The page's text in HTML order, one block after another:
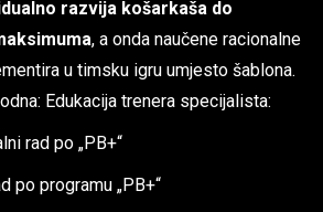
razvija košarkaša do
, a onda naučene racionalne
u timsku igru umjesto šablona.
Edukacija trenera specijalista:
rad po „PB+“
po programu „PB+“